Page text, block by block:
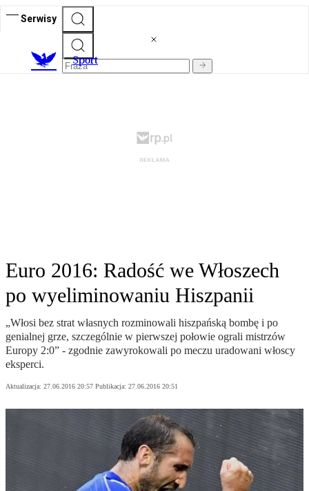
Serwisy
Sport
Euro 2016: Radość we Włoszech
po wyeliminowaniu Hiszpanii
„Włosi bez strat własnych rozminowali hiszpańską bombę i po
genialnej grze, szczególnie w pierwszej połowie ograli mistrzów
Europy 2:0” - zgodnie zawyrokowali po meczu uradowani włoscy
eksperci.
Aktualizacja: 27.06.2016 20:57 Publikacja: 27.06.2016 20:51